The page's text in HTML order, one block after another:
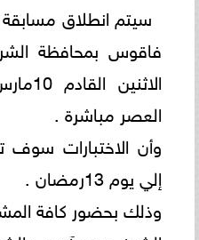
سيتم انطلاق مسابقة
فاقوس بمحافظة
العصر مباشرة .
إلي يوم 13رمضان .
وذلك بحضور كافة